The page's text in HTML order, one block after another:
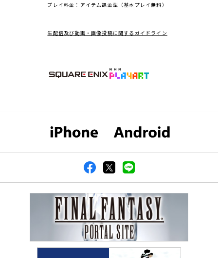
プレイ料金
アイテム課金型（基本プレイ無料）
生配信及び動画・画像投稿に関するガイドライン